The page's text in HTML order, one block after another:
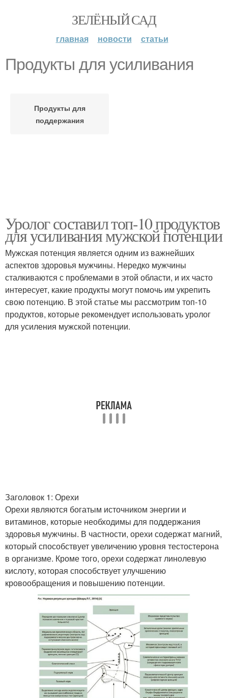
ЗЕЛЁНЫЙ САД
главная новости статьи
Продукты для усиливания
Продукты для
поддержания
Уролог составил топ-10 продуктов
для усиливания мужской потенции
Мужская потенция является одним из важнейших
аспектов здоровья мужчины. Нередко мужчины
сталкиваются с проблемами в этой области, и их часто
интересует, какие продукты могут помочь им укрепить
свою потенцию. В этой статье мы рассмотрим топ-10
продуктов, которые рекомендует использовать уролог
для усиления мужской потенции.
Заголовок 1: Орехи
Орехи являются богатым источником энергии и
витаминов, которые необходимы для поддержания
здоровья мужчины. В частности, орехи содержат магний,
который способствует увеличению уровня тестостерона
в организме. Кроме того, орехи содержат линолевую
кислоту, которая способствует улучшению
кровообращения и повышению потенции.